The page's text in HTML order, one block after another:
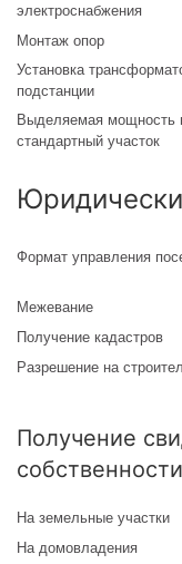
электроснабжения
Монтаж опор
Установка
подстанции
Выделяемая мощность
стандартный участок
Формат управления
Межевание
Получение кадастров
Разрешение на
Получение
собственности
На земельные участки
На домовладения